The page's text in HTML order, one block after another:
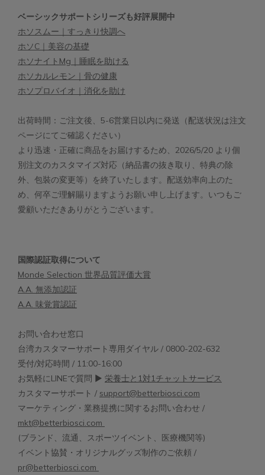
ベーシックサポートシリーズも好評展開中
ホソスムー｜すっきり快調へ
ホソC｜美容の基礎
ホソナイトMg｜睡眠を助ける
ホソカルレモン｜骨の健康
ホソプロバイオ｜消化を助け
出荷時間：ご注文後、5-6営業日以内に発送（配送状況は注文
ページにてご確認ください）
より迅速・正確に商品をお届けするため、2026/5/20 より個
別注文のカスタマイズ対応（納品書の抜き取り、特典の除
外、包裝の変更等）を終了いたします。配送効率向上のた
め、何卒ご理解賜りますようお願い申し上げます。いつもご
愛顧いただきありがとうございます。
国際認証取得について
Monde Selection 世界品質評価大賞
A.A. 無添加認証
A.A. 味覚賞認証
お問い合わせ窓口
台湾カスタマーサポート専用ダイヤル / 0800-202-632
受付/対応時間 / 11:00-16:00
お気軽にLINEで質問 ▶︎ 栄養士と1対1チャットサービス
カスタマーサポート / support@betterbiosci.com
マーケティング・業務提携に関するお問い合わせ /
mkt@betterbiosci.com
(ブランド、流通、スポーツイベント、医療機関等)
イベント協賛・オリジナルグッズ制作のご依頼 /
pr@betterbiosci.com